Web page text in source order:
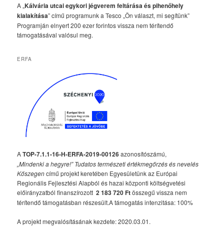
A „Kálvária utcai egykori jégverem feltárása és pihenőhely
kialakítása” című programunk a Tesco „Ön választ, mi segítünk”
Programján elnyert 200 ezer forintos vissza nem térítendő
támogatásával valósul meg.
ERFA
ATOP-7.1.1-16-H-ERFA-2019-00126azonosítószámú,
„Mindenki a hegyre!” Tudatos természeti értékmegőrzés és nevelés
Kőszegencímű projekt keretében Egyesületünk az Európai
Regionális Fejlesztési Alapból és hazai központi költségvetési
előirányzatból finanszírozott2 183 720 Ftösszegű vissza nem
térítendő támogatásban részesült.A támogatás intenzitása: 100%
A projekt megvalósításának kezdete: 2020.03.01.